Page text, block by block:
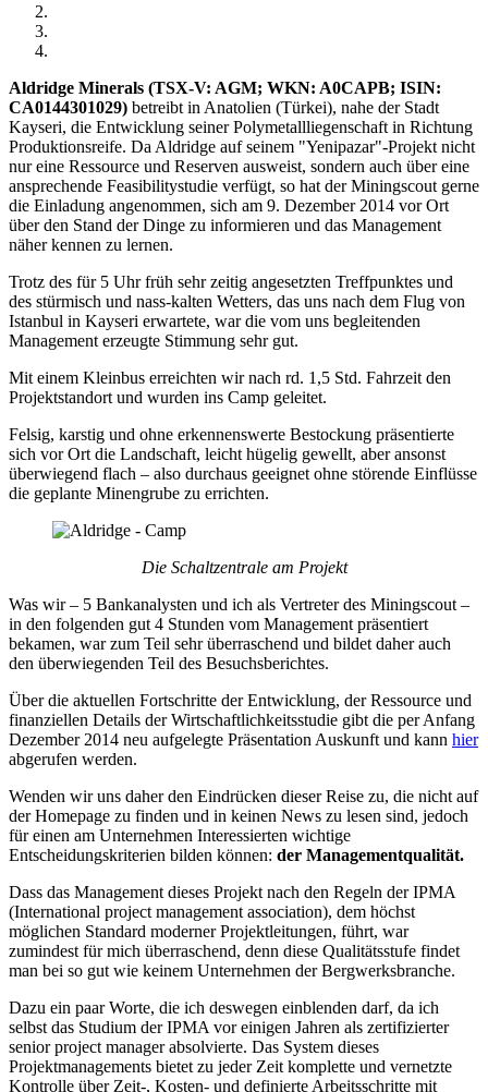
Aldridge Minerals (TSX-V: AGM; WKN: A0CAPB; ISIN:
CA0144301029) betreibt in Anatolien (Türkei), nahe der Stadt
Kayseri, die Entwicklung seiner Polymetallliegenschaft in Richtung
Produktionsreife. Da Aldridge auf seinem "Yenipazar"-Projekt nicht
nur eine Ressource und Reserven ausweist, sondern auch über eine
ansprechende Feasibilitystudie verfügt, so hat der Miningscout gerne
die Einladung angenommen, sich am 9. Dezember 2014 vor Ort
über den Stand der Dinge zu informieren und das Management
näher kennen zu lernen.
Trotz des für 5 Uhr früh sehr zeitig angesetzten Treffpunktes und
des stürmisch und nass-kalten Wetters, das uns nach dem Flug von
Istanbul in Kayseri erwartete, war die vom uns begleitenden
Management erzeugte Stimmung sehr gut.
Mit einem Kleinbus erreichten wir nach rd. 1,5 Std. Fahrzeit den
Projektstandort und wurden ins Camp geleitet.
Felsig, karstig und ohne erkennenswerte Bestockung präsentierte
sich vor Ort die Landschaft, leicht hügelig gewellt, aber ansonst
überwiegend flach – also durchaus geeignet ohne störende Einflüsse
die geplante Minengrube zu errichten.
Die Schaltzentrale am Projekt
Was wir – 5 Bankanalysten und ich als Vertreter des Miningscout –
in den folgenden gut 4 Stunden vom Management präsentiert
bekamen, war zum Teil sehr überraschend und bildet daher auch
den überwiegenden Teil des Besuchsberichtes.
Über die aktuellen Fortschritte der Entwicklung, der Ressource und
finanziellen Details der Wirtschaftlichkeitsstudie gibt die per Anfang
Dezember 2014 neu aufgelegte Präsentation Auskunft und kann hier
abgerufen werden.
Wenden wir uns daher den Eindrücken dieser Reise zu, die nicht auf
der Homepage zu finden und in keinen News zu lesen sind, jedoch
für einen am Unternehmen Interessierten wichtige
Entscheidungskriterien bilden können: der Managementqualität.
Dass das Management dieses Projekt nach den Regeln der IPMA
(International project management association), dem höchst
möglichen Standard moderner Projektleitungen, führt, war
zumindest für mich überraschend, denn diese Qualitätsstufe findet
man bei so gut wie keinem Unternehmen der Bergwerksbranche.
Dazu ein paar Worte, die ich deswegen einblenden darf, da ich
selbst das Studium der IPMA vor einigen Jahren als zertifizierter
senior project manager absolvierte. Das System dieses
Projektmanagements bietet zu jeder Zeit komplette und vernetzte
Kontrolle über Zeit-, Kosten- und definierte Arbeitsschritte mit